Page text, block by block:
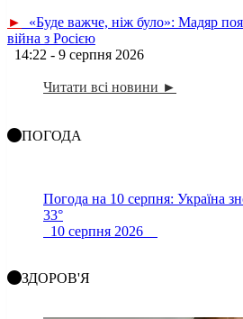
►
«Буде важче, ніж було»: Мадяр
війна з Росією
14:22 - 9 серпня 2026
Читати всі новини ►
ПОГОДА
Погода на 10 серпня: Україна
33°
10 серпня 2026
ЗДОРОВ'Я